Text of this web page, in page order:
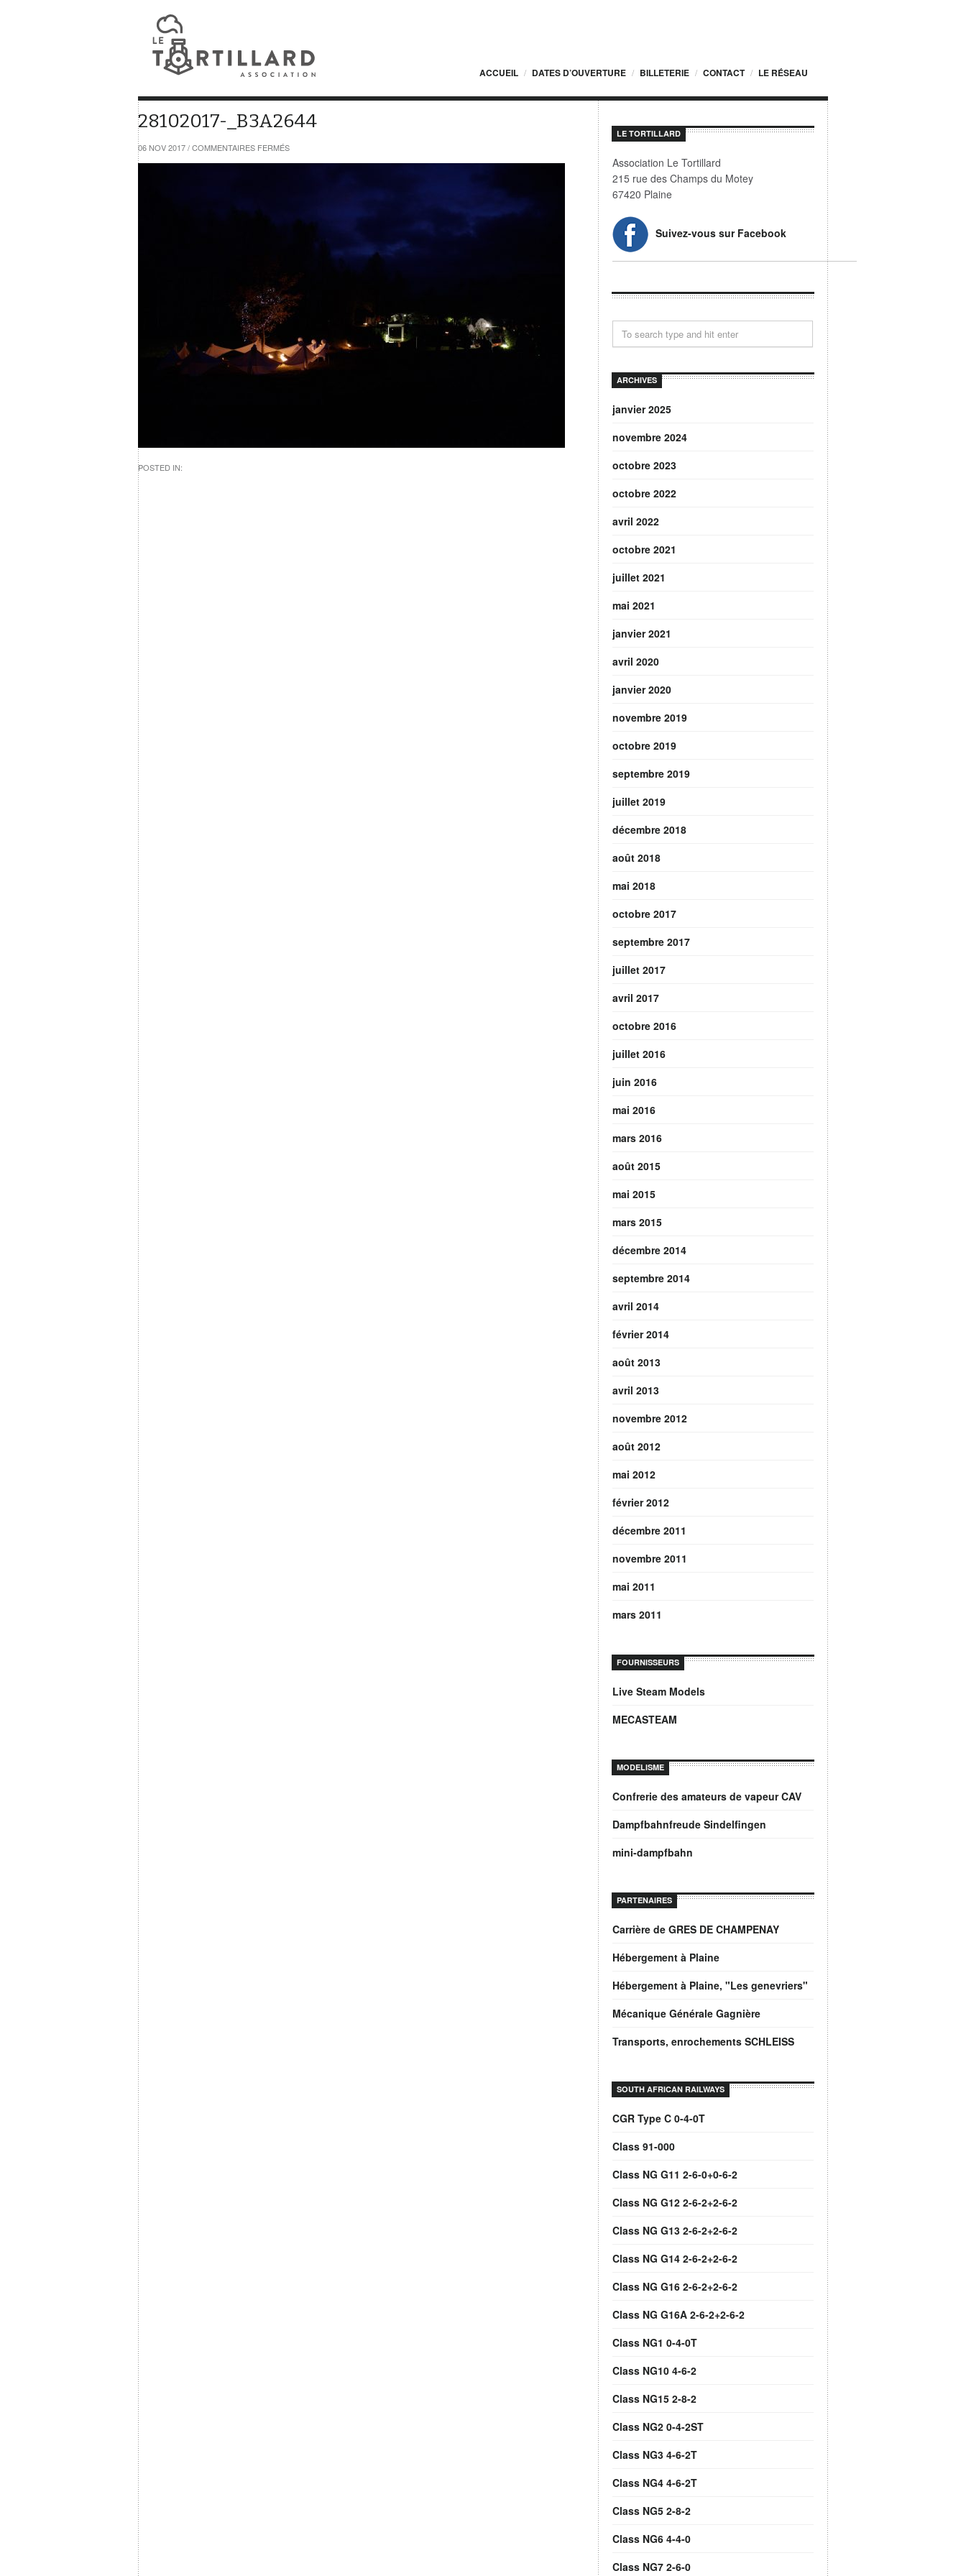
ACCUEIL DATES D’OUVERTURE BILLETERIE CONTACT LE RÉSEAU
28102017-_B3A2644
06 NOV 2017/COMMENTAIRES FERMÉSSUR
_B3A2644
POSTED IN:
LE TORTILLARD
Association Le Tortillard
215 rue des Champs du Motey
67420 Plaine
Suivez-vous sur Facebook
ARCHIVES
janvier 2025
novembre 2024
octobre 2023
octobre 2022
avril 2022
octobre 2021
juillet 2021
mai 2021
janvier 2021
avril 2020
janvier 2020
novembre 2019
octobre 2019
septembre 2019
juillet 2019
décembre 2018
août 2018
mai 2018
octobre 2017
septembre 2017
juillet 2017
avril 2017
octobre 2016
juillet 2016
juin 2016
mai 2016
mars 2016
août 2015
mai 2015
mars 2015
décembre 2014
septembre 2014
avril 2014
février 2014
août 2013
avril 2013
novembre 2012
août 2012
mai 2012
février 2012
décembre 2011
novembre 2011
mai 2011
mars 2011
FOURNISSEURS
Live Steam Models
MECASTEAM
MODELISME
Confrerie des amateurs de vapeur CAV
Dampfbahnfreude Sindelfingen
mini-dampfbahn
PARTENAIRES
Carrière de GRES DE CHAMPENAY
Hébergement à Plaine
Hébergement à Plaine, "Les genevriers"
Mécanique Générale Gagnière
Transports, enrochements SCHLEISS
SOUTH AFRICAN RAILWAYS
CGR Type C 0-4-0T
Class 91-000
Class NG G11 2-6-0+0-6-2
Class NG G12 2-6-2+2-6-2
Class NG G13 2-6-2+2-6-2
Class NG G14 2-6-2+2-6-2
Class NG G16 2-6-2+2-6-2
Class NG G16A 2-6-2+2-6-2
Class NG1 0-4-0T
Class NG10 4-6-2
Class NG15 2-8-2
Class NG2 0-4-2ST
Class NG3 4-6-2T
Class NG4 4-6-2T
Class NG5 2-8-2
Class NG6 4-4-0
Class NG7 2-6-0